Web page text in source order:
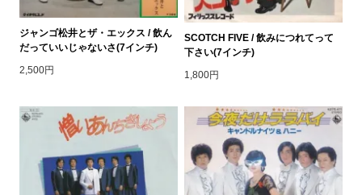
ジャンゴ松井とザ・エックス / 飲ん
だっていいじゃないさ(7インチ)
2,500円
SCOTCH FIVE / 飲みにつれてって
下さい(7インチ)
1,800円